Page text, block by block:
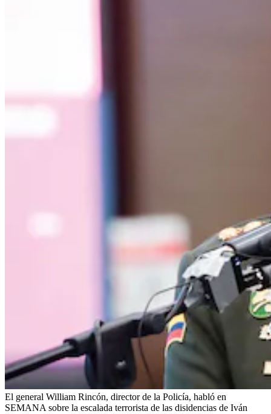
El general William Rincón, director de la Policía, habló en
SEMANA sobre la escalada terrorista de las disidencias de Iván